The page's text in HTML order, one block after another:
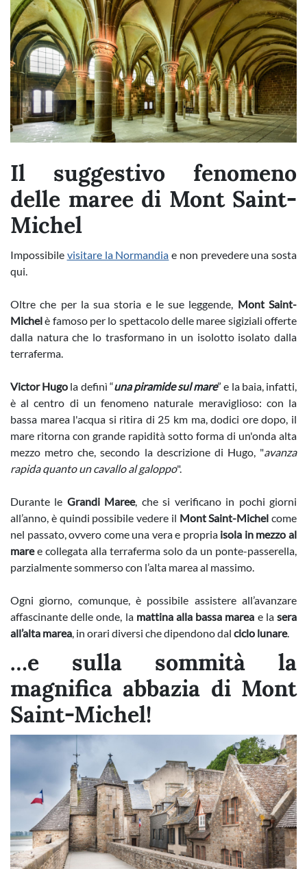
Il suggestivo fenomeno
delle maree di Mont Saint-
Michel
Impossibile visitare la Normandia e non prevedere una sosta
qui.
Oltre che per la sua storia e le sue leggende, Mont Saint-
Michelè famoso per lo spettacolo delle maree sigiziali offerte
dalla natura che lo trasformano in un isolotto isolato dalla
terraferma.
Victor Hugo la definì “una piramide sul mare” e la baia, infatti,
è al centro di un fenomeno naturale meraviglioso: con la
bassa marea l'acqua si ritira di 25 km ma, dodici ore dopo, il
mare ritorna con grande rapidità sotto forma di un'onda alta
mezzo metro che, secondo la descrizione di Hugo, "avanza
rapida quanto un cavallo al galoppo".
Durante le Grandi Maree, che si verificano in pochi giorni
all’anno, è quindi possibile vedere il Mont Saint-Michel come
nel passato, ovvero come una vera e propria isola in mezzo al
maree collegata alla terraferma solo da un ponte-passerella,
parzialmente sommerso con l’alta marea al massimo.
Ogni giorno, comunque, è possibile assistere all’avanzare
affascinante delle onde, la mattina alla bassa marea e lasera
all’alta marea, in orari diversi che dipendono dal ciclo lunare.
…e sulla sommità la
magnifica abbazia di Mont
Saint-Michel!